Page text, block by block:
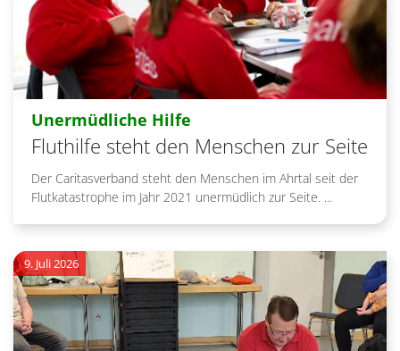
Unermüdliche Hilfe
Fluthilfe steht den Menschen zur Seite
Der Caritasverband steht den Menschen im Ahrtal seit der
Flutkatastrophe im Jahr 2021 unermüdlich zur Seite. ...
9. Juli 2026